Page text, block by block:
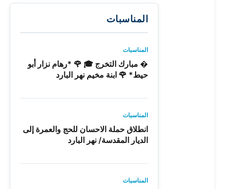
المناسبات
المناسبات
� مبارك التخرج 🎓 🌹 *رهام نزار أبو
حيط* 🌹 ابنة مخيم نهر البارد
المناسبات
انطلاق حملة الاحسان للحج والعمرة إلى
الديار المقدسة/ نهر البارد
المناسبات